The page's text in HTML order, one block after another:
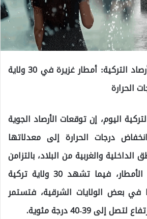
عاجل تحذيرات من الأرصاد التركية: أمطار غزيرة في 30 ولاية
الحرارة
اليوم، إن توقعات الأرصاد الجوية
درجات الحرارة إلى معدلاتها
والغربية من البلاد، بالتزامن
مع هطول زخات من الأمطار، فيما تشهد 30 ولاية تركية
في بعض الولايات الشرقية، فتستمر
39-40 درجة مئوية.